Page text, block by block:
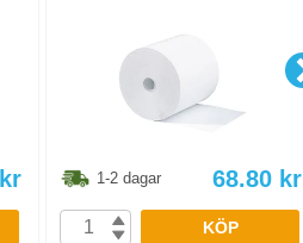
kr 1-2 dagar 68.80 kr
KÖP